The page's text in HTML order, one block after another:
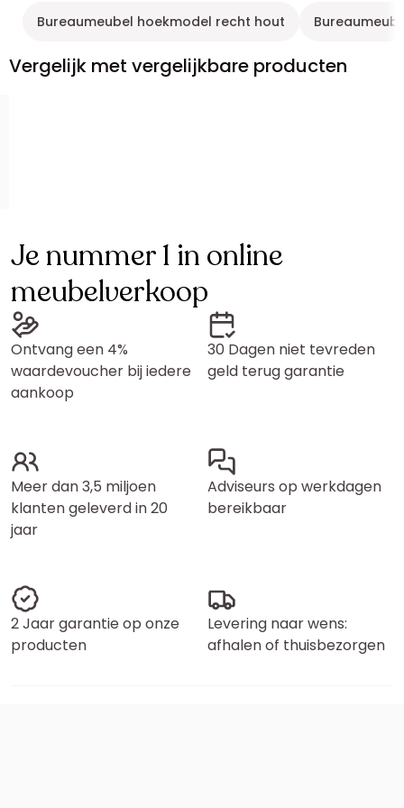
Bureaumeubel hoekmodel recht hout
Vergelijk met vergelijkbare producten
Je nummer 1 in online
meubelverkoop
Ontvang een 4%
waardevoucher bij iedere
aankoop
30 Dagen niet tevreden
geld terug garantie
Meer dan 3,5 miljoen
klanten geleverd in 20
jaar
Adviseurs op werkdagen
bereikbaar
2 Jaar garantie op onze
producten
Levering naar wens:
afhalen of thuisbezorgen